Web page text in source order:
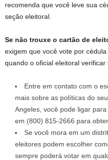
recomenda que você leve sua
seção eleitoral.
Se não trouxe o cartão de
exigem que você vote por
quando o oficial eleitoral verificar
Entre em contato com o
mais sobre as políticas do
Angeles, você pode ligar
em (800) 815-2666 para
Se você mora em um
eleitores podem escolher
sempre poderá votar em